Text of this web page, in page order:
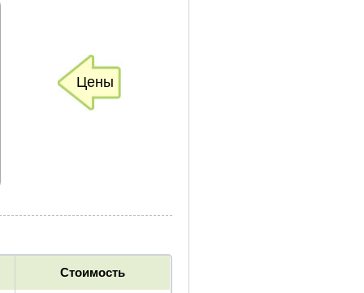
Цены
Стоимость